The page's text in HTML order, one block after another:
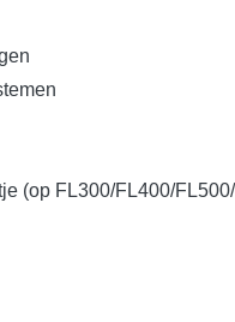
(op FL300/FL400/